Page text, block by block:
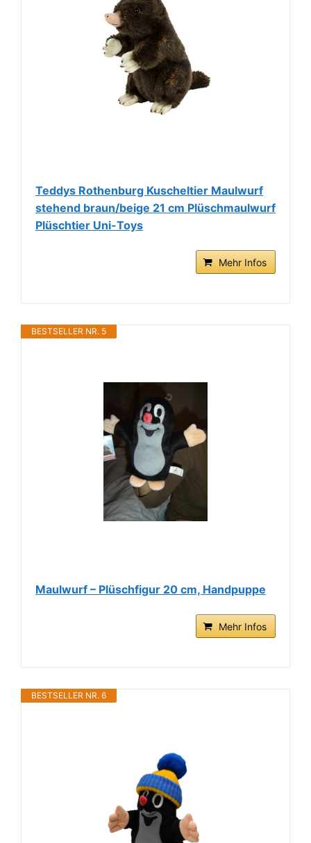
Teddys Rothenburg Kuscheltier Maulwurf
stehend braun/beige 21 cm Plüschmaulwurf
Plüschtier Uni-Toys
Mehr Infos
BESTSELLER NR. 5
Maulwurf – Plüschfigur 20 cm, Handpuppe
Mehr Infos
BESTSELLER NR. 6